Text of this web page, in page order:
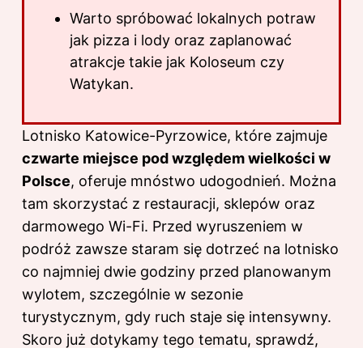
Warto spróbować lokalnych potraw
jak pizza i lody oraz zaplanować
atrakcje takie jak Koloseum czy
Watykan.
Lotnisko Katowice-Pyrzowice, które zajmuje
czwarte miejsce pod względem wielkości w
Polsce, oferuje mnóstwo udogodnień. Można
tam skorzystać z restauracji, sklepów oraz
darmowego Wi-Fi. Przed wyruszeniem w
podróż zawsze staram się dotrzeć na lotnisko
co najmniej dwie godziny przed planowanym
wylotem, szczególnie w sezonie
turystycznym, gdy ruch staje się intensywny.
Skoro już dotykamy tego tematu, sprawdź,